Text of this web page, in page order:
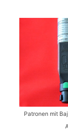
Patronen mit